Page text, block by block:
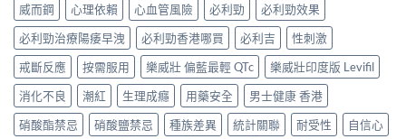
假〉
中
價
錢、
效
果
與
購
買
攻
貨？
2026
價
錢、
效
果
與
購
買
比
較：
Tadarise、
Tadacip、
Vidalista
邊
款
最
抵？
威而鋼
心理依賴 心血管風險 必利勁
必利勁效果
必利勁治療陽痿早洩
必利勁香港哪買 必利吉
性刺激
戒斷反應
按需服用 樂威壯 偏藍最輕 QTc
樂威壯印度版 Levifil
消化不良
潮紅 生理成癮 用藥安全
男士健康 香港
硝酸酯禁忌
硝酸鹽禁忌 種族差異 統計關聯 耐受性
自信心